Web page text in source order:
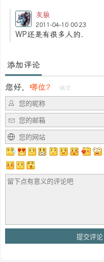
灰狼
2011-04-10 00:23
WP还是有很多人的.
添加评论
您好， 哪位？ 确定